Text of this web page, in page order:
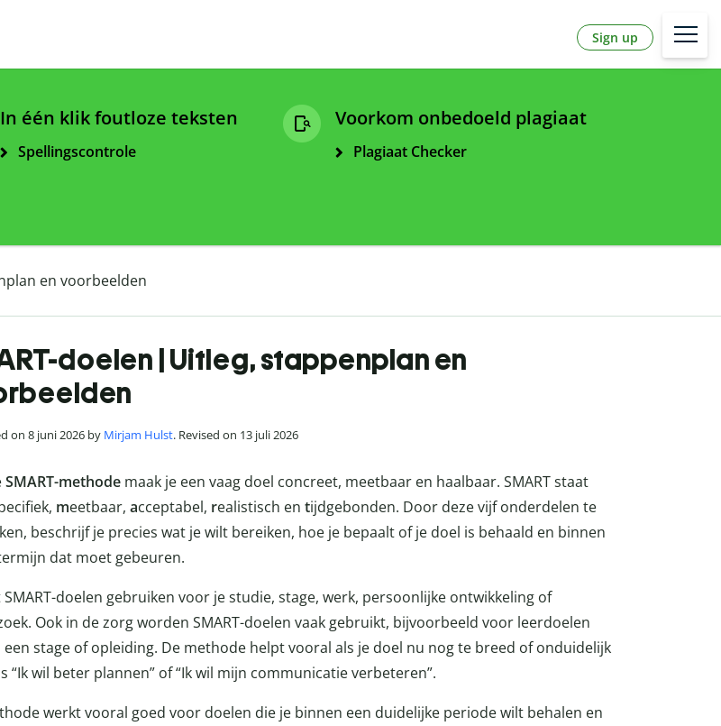
Sign up
In één klik foutloze teksten
Spellingscontrole
Voorkom onbedoeld plagiaat
Plagiaat Checker
en voorbeelden
doelen | Uitleg, stappenplan en
on 8 juni 2026 by Mirjam Hulst. Revised on 13 juli 2026
SMART-methode maak je een vaag doel concreet, meetbaar en haalbaar. SMART staat
meetbaar, acceptabel, realistisch en tijdgebonden. Door deze vijf onderdelen te
beschrijf je precies wat je wilt bereiken, hoe je bepaalt of je doel is behaald en binnen
dat moet gebeuren.
SMART-doelen gebruiken voor je studie, stage, werk, persoonlijke ontwikkeling of
Ook in de zorg worden SMART-doelen vaak gebruikt, bijvoorbeeld voor leerdoelen
stage of opleiding. De methode helpt vooral als je doel nu nog te breed of onduidelijk
“Ik wil beter plannen” of “Ik wil mijn communicatie verbeteren”.
werkt vooral goed voor doelen die je binnen een duidelijke periode wilt behalen en